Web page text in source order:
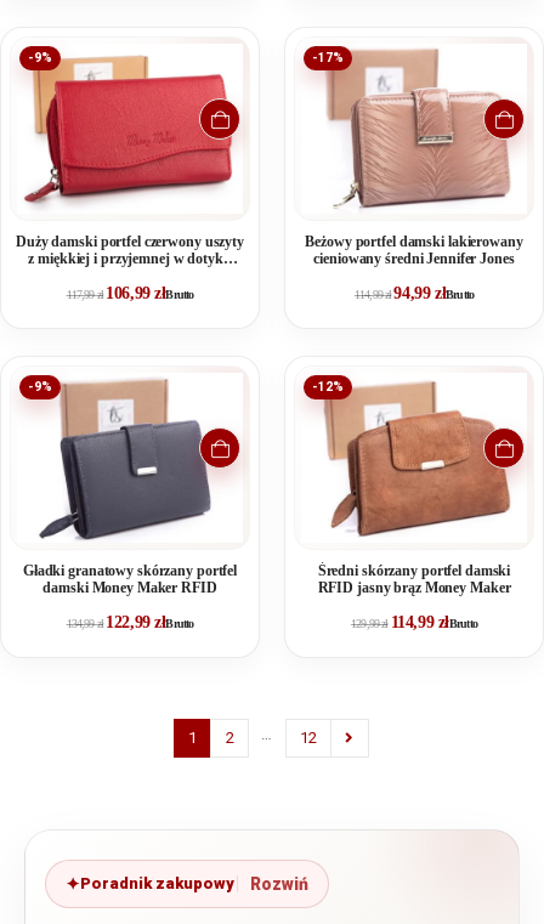
-9%
Duży damski portfel czerwony uszyty
z miękkiej i przyjemnej w dotyku
117,99zł 106,99złBrutto
-17%
Beżowy portfel damski lakierowany
cieniowany średni Jennifer Jones
114,99zł94,99 złBrutto
-9%
Gładki granatowy skórzany portfel
damski Money Maker RFID
134,99zł 122,99złBrutto
-12%
Średni skórzany portfel damski
RFID jasny brąz Money Maker
129,99zł 114,99 złBrutto
1 2 … 12
Poradnik zakupowy